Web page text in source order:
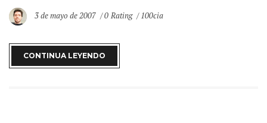
3 de mayo de 2007 0 Rating 100cia
CONTINUA LEYENDO